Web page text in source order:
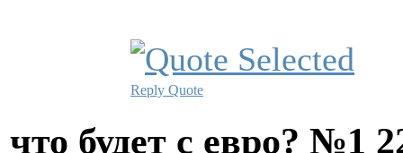
Reply Quote
что будет с евро? №1